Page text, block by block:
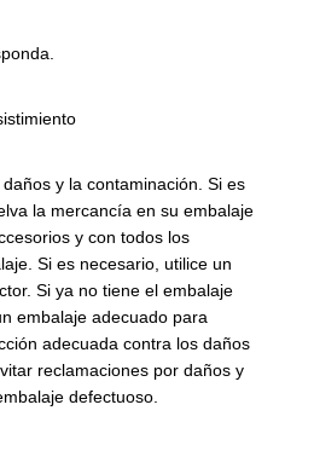
y la contaminación. Si es
la mercancía en su embalaje
y con todos los
Si es necesario, utilice un
Si ya no tiene el embalaje
embalaje adecuado para
adecuada contra los daños
reclamaciones por daños y
defectuoso.